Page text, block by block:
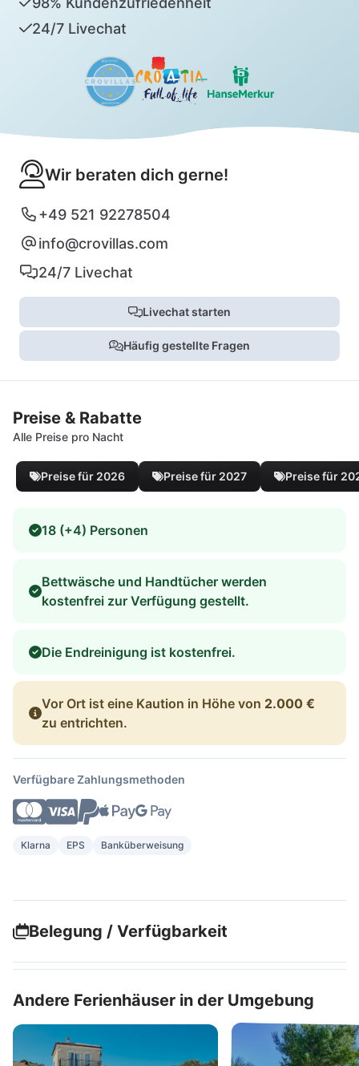
24/7 Livechat
Wir beraten dich gerne!
+49 521 92278504
info@crovillas.com
24/7 Livechat
Livechat starten
Häufig gestellte Fragen
Preise & Rabatte
Alle Preise pro Nacht
Preise für 2026 Preise für 2027 Preise für
18 (+4) Personen
Bettwäsche und Handtücher werden
kostenfrei zur Verfügung gestellt.
Die Endreinigung ist kostenfrei.
Vor Ort ist eine Kaution in Höhe von 2.000 €
zu entrichten.
Verfügbare Zahlungsmethoden
Klarna EPS Banküberweisung
Belegung / Verfügbarkeit
Andere Ferienhäuser in der Umgebung